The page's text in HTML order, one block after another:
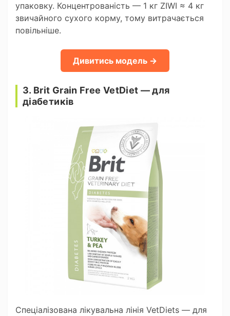
упаковку. Концентрованість — 1 кг ZIWI ≈ 4 кг
звичайного сухого корму, тому витрачається
повільніше.
Дивитись модель →
3. Brit Grain Free VetDiet — для
діабетиків
Спеціалізована лікувальна лінія VetDiets — для